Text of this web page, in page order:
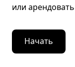
или
Начать